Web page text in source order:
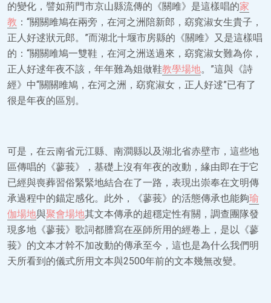
的變化，譬如荊門市京山縣流傳的《關雎》是這樣唱的家
教 ：“關關雎鳩在兩旁，在河之洲陪新郎，窈窕淑女生貴子，
正人好逑狀元郎。”而湖北十堰市房縣的《關雎》又是這樣唱
的：“關關雎鳩一雙鞋，在河之洲送過來，窈窕淑女難為你，
正人好逑年夜不該，年年難為姐做鞋教學場地。”這與《詩
經》中“關關雎鳩，在河之洲，窈窕淑女，正人好逑”已有了
很是年夜的區別。
可是，在云南省元江縣、南澗縣以及湖北省赤壁市，這些地
區傳唱的《蓼莪》，基礎上沒有年夜的改動，緣由即在于它
已經與喪葬習俗緊緊地結合在了一路，表現出崇奉在文明傳
承過程中的錨定感化。此外，《蓼莪》的活態傳承也能夠瑜
伽場地與聚會場地其文本傳承的超穩定性有關，調查團隊發
現多地《蓼莪》歌詞都謄寫在巫師所用的經卷上，是以《蓼
莪》的文本才幹不加改動的傳承至今，這也是為什么我們明
天所看到的儀式所用文本與2500年前的文本幾無改變。